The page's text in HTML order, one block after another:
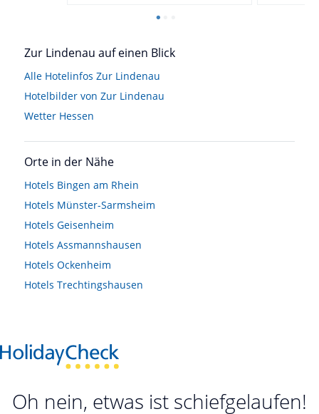
Zur Lindenau auf einen Blick
Alle Hotelinfos Zur Lindenau
Hotelbilder von Zur Lindenau
Wetter Hessen
Orte in der Nähe
Hotels Bingen am Rhein
Hotels Münster-Sarmsheim
Hotels Geisenheim
Hotels Assmannshausen
Hotels Ockenheim
Hotels Trechtingshausen
Oh nein, etwas ist schiefgelaufen!